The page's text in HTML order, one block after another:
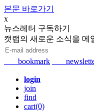
본문 바로가기
x
뉴스레터 구독하기
캣랩의 새로운 소식을 메
bookmark
login
join
find
cart(0)